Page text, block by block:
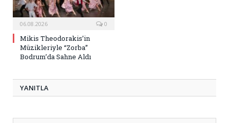
06.08.2026 0
Mikis Theodorakis’in
Müzikleriyle “Zorba”
Bodrum’da Sahne Aldı
YANITLA